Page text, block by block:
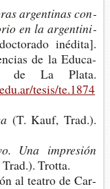
argen­ti­nas con­
en la argen­ti­ni­
iné­di­ta].
de la Edu­ca­
de La Plata.
tesis/te.1874
(T. Kauf, Trad.).
Una impre­sión
Trotta.
al tea­tro de Car­